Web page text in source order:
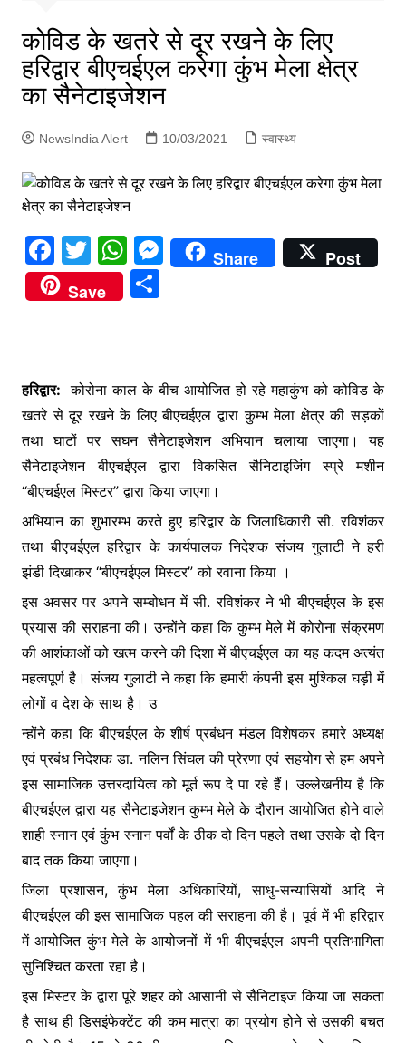
कोविड के खतरे से दूर रखने के लिए
हरिद्वार बीएचईएल करेगा कुंभ मेला क्षेत्र
का सैनेटाइजेशन
NewsIndia Alert 10/03/2021 स्वास्थ्य
F
a
c
o
o
k
T
w
itt
W
h
at
p
p
M
e
n
g
er
Share
Post
Save
S
हरिद्वार: कोरोना काल के बीच आयोजित हो रहे महाकुंभ को कोविड के
खतरे से दूर रखने के लिए बीएचईएल द्वारा कुम्भ मेला क्षेत्र की सड़कों
तथा घाटों पर सघन सैनेटाइजेशन अभियान चलाया जाएगा। यह
सैनेटाइजेशन बीएचईएल द्वारा विकसित सैनिटाइजिंग स्प्रे मशीन
“बीएचईएल मिस्टर” द्वारा किया जाएगा।
अभियान का शुभारम्भ करते हुए हरिद्वार के जिलाधिकारी सी. रविशंकर
तथा बीएचईएल हरिद्वार के कार्यपालक निदेशक संजय गुलाटी ने हरी
झंडी दिखाकर “बीएचईएल मिस्टर” को रवाना किया ।
इस अवसर पर अपने सम्बोधन में सी. रविशंकर ने भी बीएचईएल के इस
प्रयास की सराहना की। उन्होंने कहा कि कुम्भ मेले में कोरोना संक्रमण
की आशंकाओं को खत्म करने की दिशा में बीएचईएल का यह कदम अत्यंत
महत्वपूर्ण है। संजय गुलाटी ने कहा कि हमारी कंपनी इस मुश्किल घड़ी में
लोगों व देश के साथ है। उ
न्होंने कहा कि बीएचईएल के शीर्ष प्रबंधन मंडल विशेषकर हमारे अध्यक्ष
एवं प्रबंध निदेशक डा. नलिन सिंघल की प्रेरणा एवं सहयोग से हम अपने
इस सामाजिक उत्तरदायित्व को मूर्त रूप दे पा रहे हैं। उल्लेखनीय है कि
बीएचईएल द्वारा यह सैनेटाइजेशन कुम्भ मेले के दौरान आयोजित होने वाले
शाही स्नान एवं कुंभ स्नान पर्वों के ठीक दो दिन पहले तथा उसके दो दिन
बाद तक किया जाएगा।
जिला प्रशासन, कुंभ मेला अधिकारियों, साधु-सन्यासियों आदि ने
बीएचईएल की इस सामाजिक पहल की सराहना की है। पूर्व में भी हरिद्वार
में आयोजित कुंभ मेले के आयोजनों में भी बीएचईएल अपनी प्रतिभागिता
सुनिश्चित करता रहा है।
इस मिस्टर के द्वारा पूरे शहर को आसानी से सैनिटाइज किया जा सकता
है साथ ही डिसइंफेक्टेंट की कम मात्रा का प्रयोग होने से उसकी बचत